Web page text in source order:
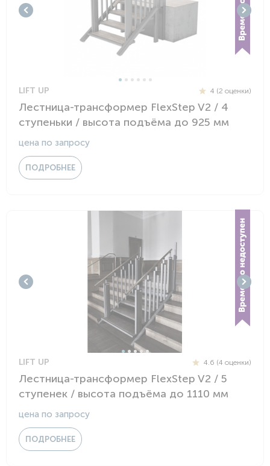
LIFT UP 4 (2 оценки)
Лестница-трансформер FlexStep V2 / 4
ступеньки / высота подъёма до 925 мм
цена по запросу
ПОДРОБНЕЕ
LIFT UP 4.6 (4 оценки)
Лестница-трансформер FlexStep V2 / 5
ступенек / высота подъёма до 1110 мм
цена по запросу
ПОДРОБНЕЕ